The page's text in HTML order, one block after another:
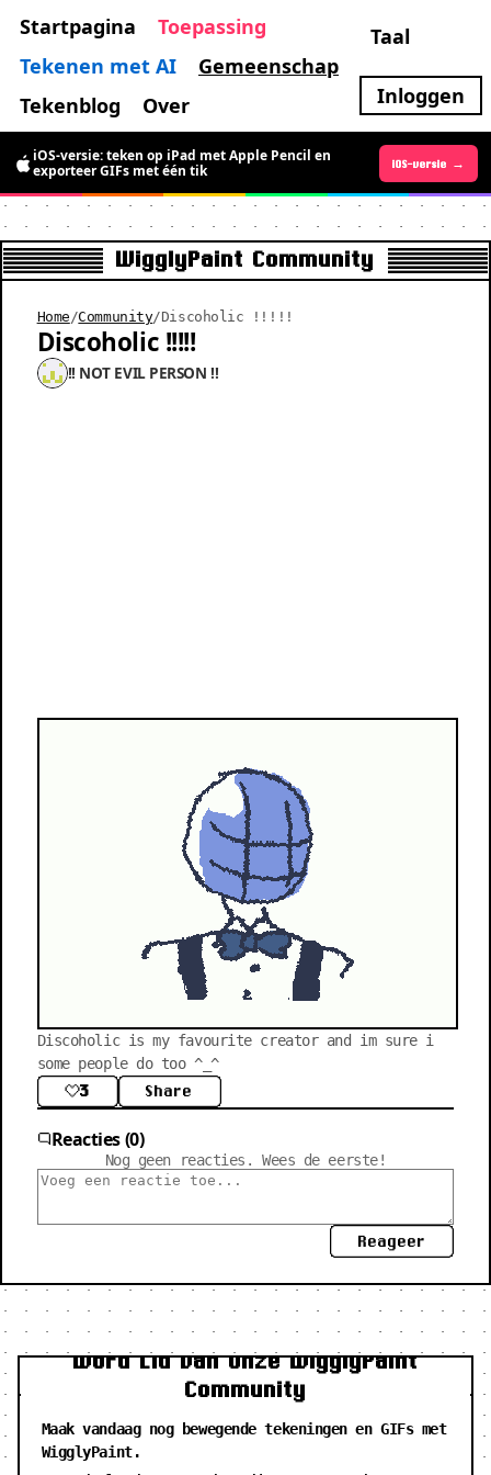
Startpagina
Toepassing
Tekenen met AI
Gemeenschap
Tekenblog
Over
Taal
Inloggen
De Android-versie is er: tijdelijk gratis
bewegende pixelkunst tekenen
Android-versie →
iOS-versie: teken op iPad met Apple Pencil en
exporteer GIFs met één tik
iOS-versie →
WigglyPaint Community
Home /Community/Discoholic !!!!!
Discoholic !!!!!
!! NOT EVIL PERSON !!
Discoholic is my favourite creator and im sure i
some people do too ^_^
3 Share
Reacties (0)
Nog geen reacties. Wees de eerste!
Reageer
Word Lid van Onze WigglyPaint
Community
Maak vandaag nog bewegende tekeningen en GIFs met
WigglyPaint.